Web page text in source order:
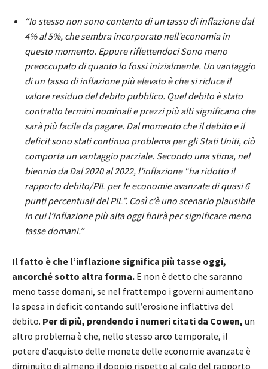
“Io stesso non sono contento di un tasso di inflazione dal
4% al 5%, che sembra incorporato nell’economia in
questo momento. Eppure riflettendoci Sono meno
preoccupato di quanto lo fossi inizialmente. Un vantaggio
di un tasso di inflazione più elevato è che si riduce il
valore residuo del debito pubblico. Quel debito è stato
contratto termini nominali e prezzi più alti significano che
sarà più facile da pagare. Dal momento che il debito e il
deficit sono stati continuo problema per gli Stati Uniti, ciò
comporta un vantaggio parziale. Secondo una stima, nel
biennio da Dal 2020 al 2022, l’inflazione “ha ridotto il
rapporto debito/PIL per le economie avanzate di quasi 6
punti percentuali del PIL”. Così c’è uno scenario plausibile
in cui l’inflazione più alta oggi finirà per significare meno
tasse domani.”
Il fatto è che l’inflazione significa più tasse oggi,
ancorché sotto altra forma. E non è detto che saranno
meno tasse domani, se nel frattempo i governi aumentano
la spesa in deficit contando sull’erosione inflattiva del
debito. Per di più, prendendo i numeri citati da Cowen, un
altro problema è che, nello stesso arco temporale, il
potere d’acquisto delle monete delle economie avanzate è
diminuito di almeno il doppio rispetto al calo del rapporto